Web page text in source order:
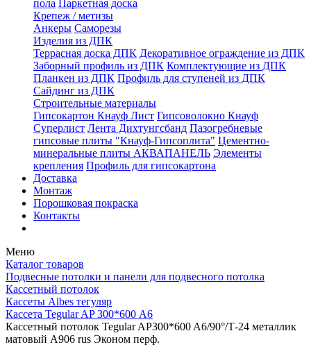
пола Паркетная доска
Крепеж / метизы
Анкеры Саморезы
Изделия из ДПК
Террасная доска ДПК Декоративное ограждение из ДПК
Заборный профиль из ДПК Комплектующие из ДПК
Планкен из ДПК Профиль для ступеней из ДПК
Сайдинг из ДПК
Строительные материалы
Гипсокартон Кнауф Лист Гипсоволокно Кнауф
Суперлист Лента Дихтунгсбанд Пазогребневые
гипсовые плиты "Кнауф-Гипсоплита" Цементно-
минеральные плиты АКВАПАНЕЛЬ Элементы
крепления Профиль для гипсокартона
Доставка
Монтаж
Порошковая покраска
Контакты
Меню
Каталог товаров
Подвесные потолки и панели для подвесного потолка
Кассетный потолок
Кассеты Albes тегуляр
Кассета Tegular AP 300*600 А6
Кассетный потолок Tegular AP300*600 A6/90°/Т-24 металлик
матовый А906 rus Эконом перф.